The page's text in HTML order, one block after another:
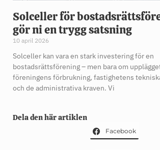
Solceller för
gör ni en trygg satsning
10 april 2026
Solceller kan vara en stark investering för en
bostadsrättsförening – men bara om
föreningens förbrukning, fastighetens
och de administrativa kraven. Vi
Dela den här artiklen
Facebook